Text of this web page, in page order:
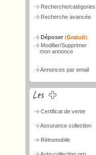
Recherche/catégories
Recherche avancée
Déposer (Gratuit)
Modifier/Supprimer
mon annonce
Annonces par email
Certificat de vente
Assurance collection
Rétromobile